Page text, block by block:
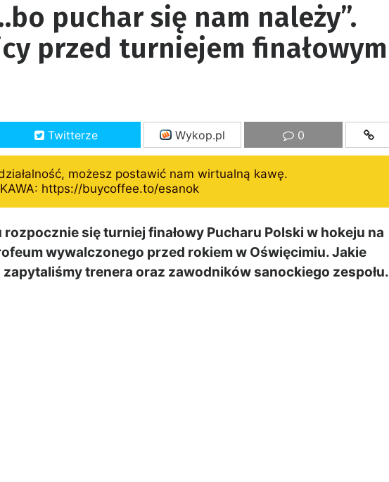
puchar się nam należy”.
przed turniejem finałowym
Twitterze Wykop.pl 0
możesz postawić nam wirtualną kawę.
KAWA: https://buycoffee.to/esanok
się turniej finałowy Pucharu Polski w hokeju na
wywalczonego przed rokiem w Oświęcimiu. Jakie
trenera oraz zawodników sanockiego zespołu.